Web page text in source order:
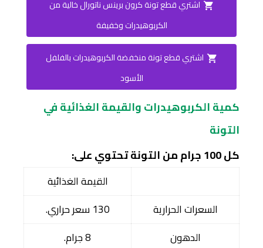
اشتري قطع تونة كرون برينس ناتورال‏ خالية من
الكربوهيدرات وخفيفة
اشتري قطع تونة منخفضة الكربوهيدرات بالفلفل
الأسود
كمية الكربوهيدرات والقيمة الغذائية في
التونة
كل 100 جرام من التونة تحتوي على:
القيمة الغذائية
السعرات الحرارية
130 سعر حراري.
الدهون
8 جرام.